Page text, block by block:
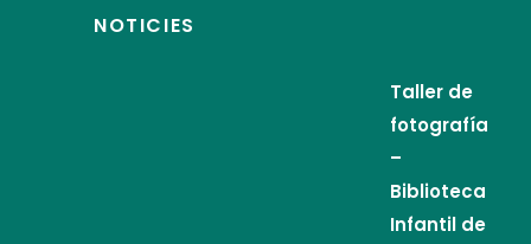
NOTICIES
Taller de
fotografía
–
Biblioteca
Infantil de